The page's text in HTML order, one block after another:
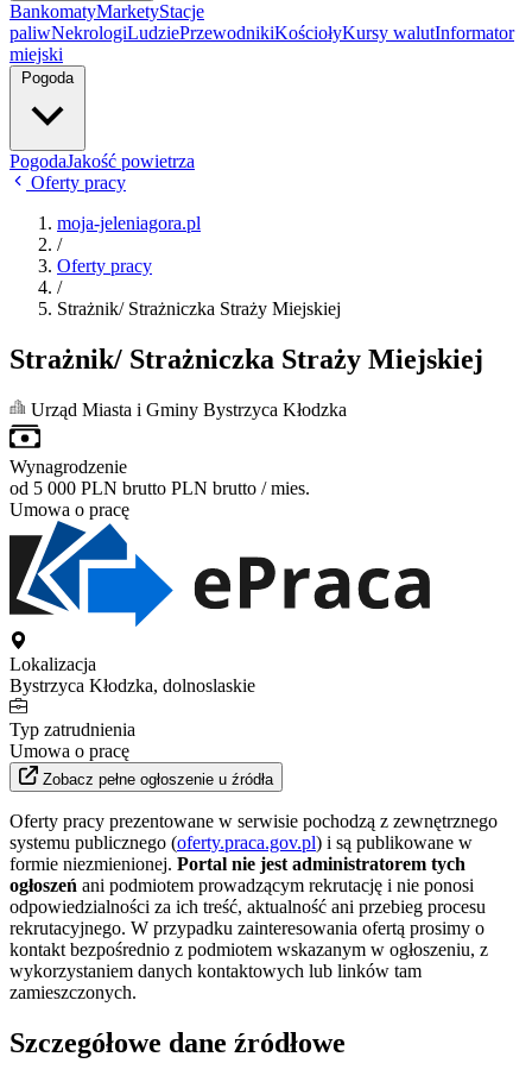
BankomatyMarketyStacje
paliwNekrologiLudziePrzewodnikiKościołyKursy walutInformator
miejski
Pogoda
PogodaJakość powietrza
Oferty pracy
moja-jeleniagora.pl
/
Oferty pracy
/
Strażnik/ Strażniczka Straży Miejskiej
Strażnik/ Strażniczka Straży Miejskiej
Urząd Miasta i Gminy Bystrzyca Kłodzka
Wynagrodzenie
od 5 000 PLN brutto PLN brutto / mies.
Umowa o pracę
Lokalizacja
Bystrzyca Kłodzka, dolnoslaskie
Typ zatrudnienia
Umowa o pracę
Zobacz pełne ogłoszenie u źródła
Oferty pracy prezentowane w serwisie pochodzą z zewnętrznego
systemu publicznego (oferty.praca.gov.pl) i są publikowane w
formie niezmienionej. Portal nie jest administratorem tych
ogłoszeń ani podmiotem prowadzącym rekrutację i nie ponosi
odpowiedzialności za ich treść, aktualność ani przebieg procesu
rekrutacyjnego. W przypadku zainteresowania ofertą prosimy o
kontakt bezpośrednio z podmiotem wskazanym w ogłoszeniu, z
wykorzystaniem danych kontaktowych lub linków tam
zamieszczonych.
Szczegółowe dane źródłowe